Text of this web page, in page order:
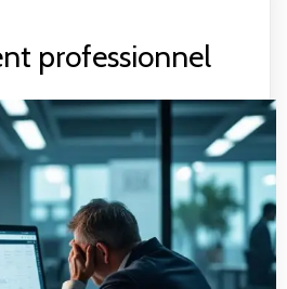
professionnel